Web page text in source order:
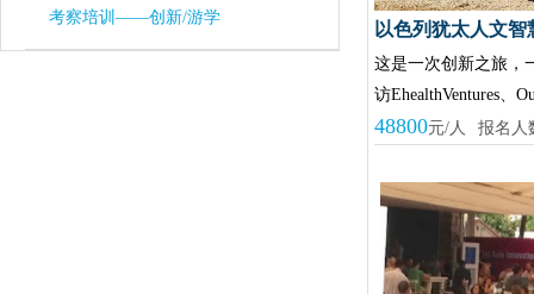
考察培训——创新/游学
以色列犹太人文
这是一次创新之旅，
访EhealthVentures、
48800元/人 报名人